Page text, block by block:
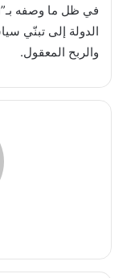
في ظل ما وصفه
الدولة إلى تبنّي
والربح المعقول.